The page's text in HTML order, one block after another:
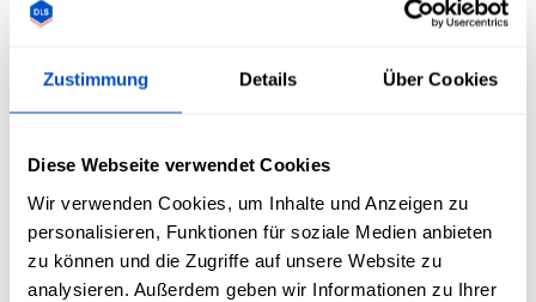
Zustimmung Details Über Cookies
Diese Webseite verwendet Cookies
Wir verwenden Cookies, um Inhalte und Anzeigen zu
personalisieren, Funktionen für soziale Medien anbieten
zu können und die Zugriffe auf unsere Website zu
analysieren. Außerdem geben wir Informationen zu Ihrer
„Made in Estonia“-Labels mit der Schönheit Estlands
Nationalstolz haben oder aus gesetzlichen Gründen
hochwertige Etiketten entstehen, die schön, langlebig und
estnischen Flaggen haben eine horizontale Mittelfalz und
eine Nahtzugabe, sodass sie leicht zu Artikeln hinzugefügt
werden können.